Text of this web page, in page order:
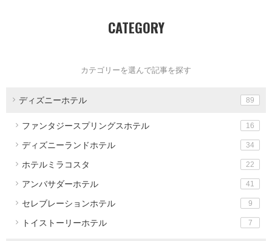
CATEGORY
カテゴリーを選んで記事を探す
ディズニーホテル 89
ファンタジースプリングスホテル 16
ディズニーランドホテル 34
ホテルミラコスタ 22
アンバサダーホテル 41
セレブレーションホテル 9
トイストーリーホテル 7